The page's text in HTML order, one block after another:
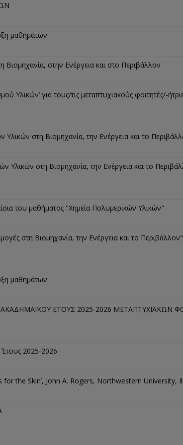
μαθημάτων
στην Ενέργεια και στο Περιβάλλον
Υλικών’ για τους/τις μεταπτυχιακούς φοιτητές/-
στη Βιομηχανία, την Ενέργεια και το
στη Βιομηχανία, την Ενέργεια και το
του μαθήματος "Χημεία Πολυμερικών Υλικών"
στη Βιομηχανία, την Ενέργεια και το
μαθημάτων
ΕΤΟΥΣ 2025-2026 ΜΕΤΑΠΤΥΧΙΑΚΩΝ
2025-2026
for the Skin’, John A. Rogers, Northwestern University,